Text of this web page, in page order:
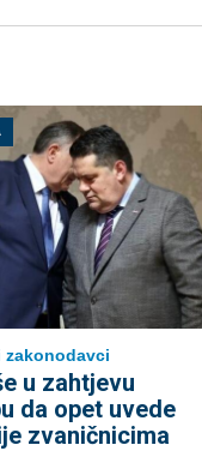
zakonodavci
u zahtjevu
da opet uvede
zvaničnicima